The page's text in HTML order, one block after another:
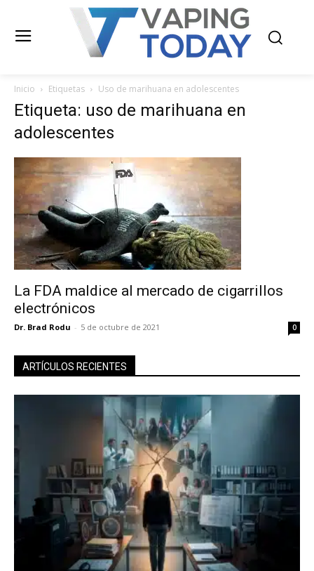
Inicio Etiquetas Uso de marihuana en adolescentes
Etiqueta: uso de marihuana en
adolescentes
La FDA maldice al mercado de cigarrillos
electrónicos
Dr. Brad Rodu - 5 de octubre de 2021 0
ARTÍCULOS RECIENTES